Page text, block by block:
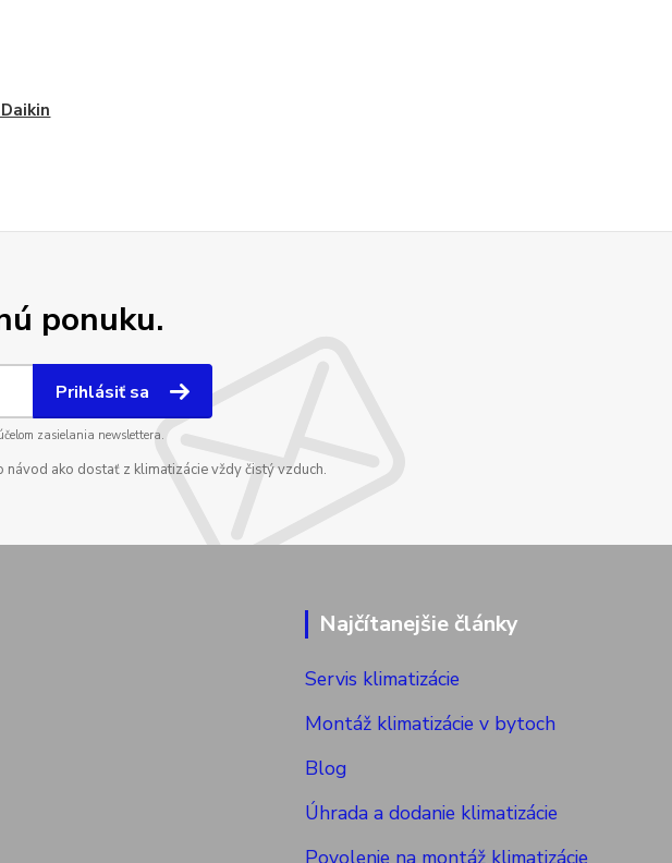
ponuku.
Prihlásiť sa
zasielania newslettera.
ako dostať z klimatizácie vždy čistý vzduch.
Najčítanejšie články
Servis klimatizácie
Montáž klimatizácie v bytoch
Blog
Úhrada a dodanie klimatizácie